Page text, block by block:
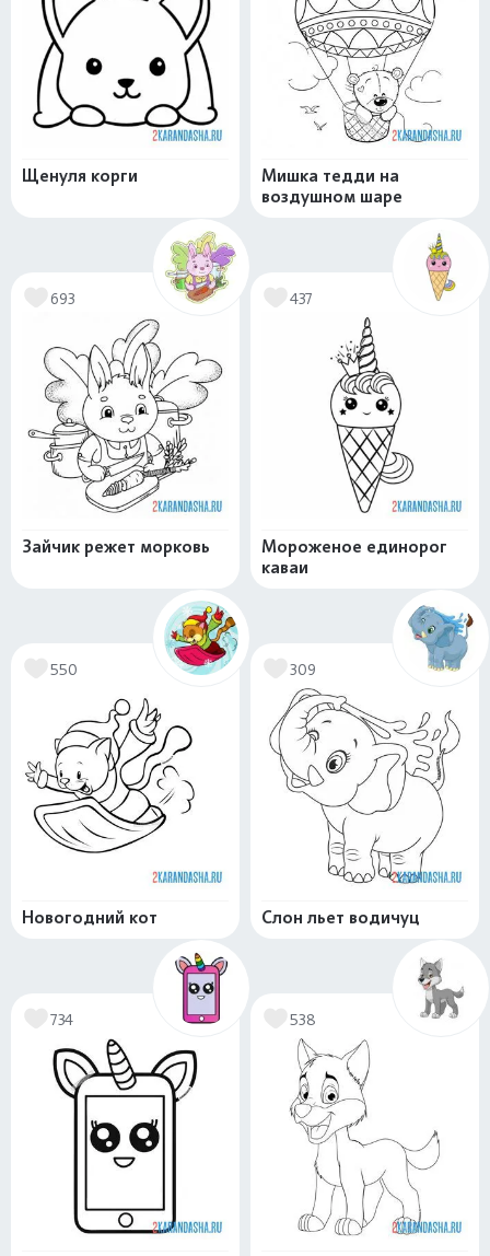
Щенуля корги
Мишка тедди на
воздушном шаре
693
Зайчик режет морковь
437
Мороженое единорог
каваи
550
Новогодний кот
309
Слон льет водичуц
734 538